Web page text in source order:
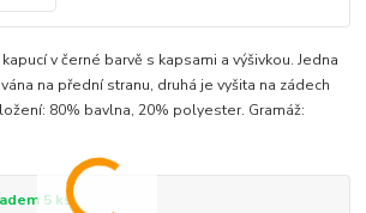
v černé barvě s kapsami a výšivkou. Jedna
na přední stranu, druhá je vyšita na zádech
80% bavlna, 20% polyester. Gramáž:
5 ks